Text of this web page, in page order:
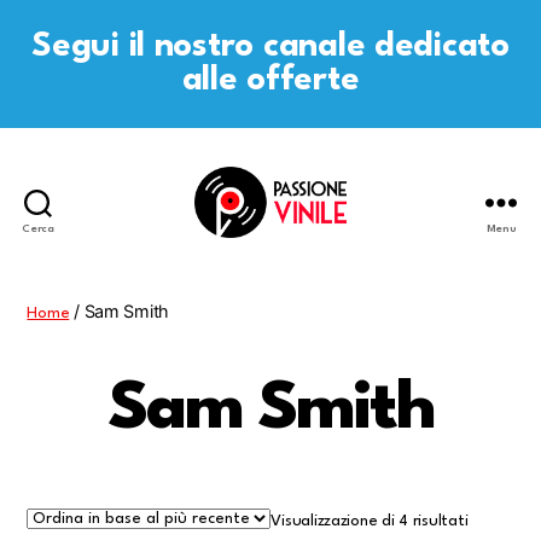
Segui il nostro canale dedicato
alle offerte
Cerca Menu
Home / Sam Smith
Sam Smith
Visualizzazione di 4 risultati